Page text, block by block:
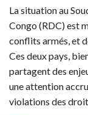
La situation au
Congo (RDC) est
conflits armés, et
Ces deux pays,
partagent des
une attention
violations des